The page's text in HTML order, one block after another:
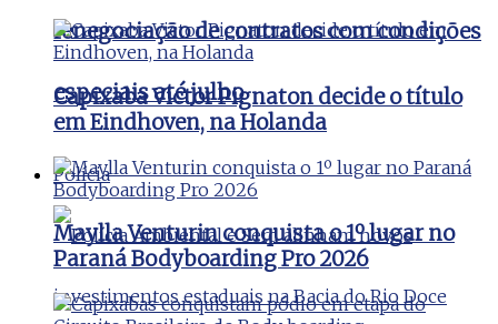
renegociação de contratos com condições
especiais até julho
Polícia
Capixaba Victor Pignaton decide o título
em Eindhoven, na Holanda
Maylla Venturin conquista o 1º lugar no
Paraná Bodyboarding Pro 2026